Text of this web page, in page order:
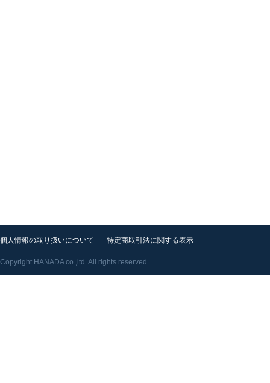
個人情報の取り扱いについて 特定商取引法に関する表示
Copyright HANADA co.,ltd. All rights reserved.